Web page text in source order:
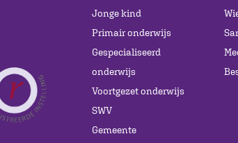
Jonge kind
Primair onderwijs
Gespecialiseerd
onderwijs
Voortgezet onderwijs
SWV
Gemeente